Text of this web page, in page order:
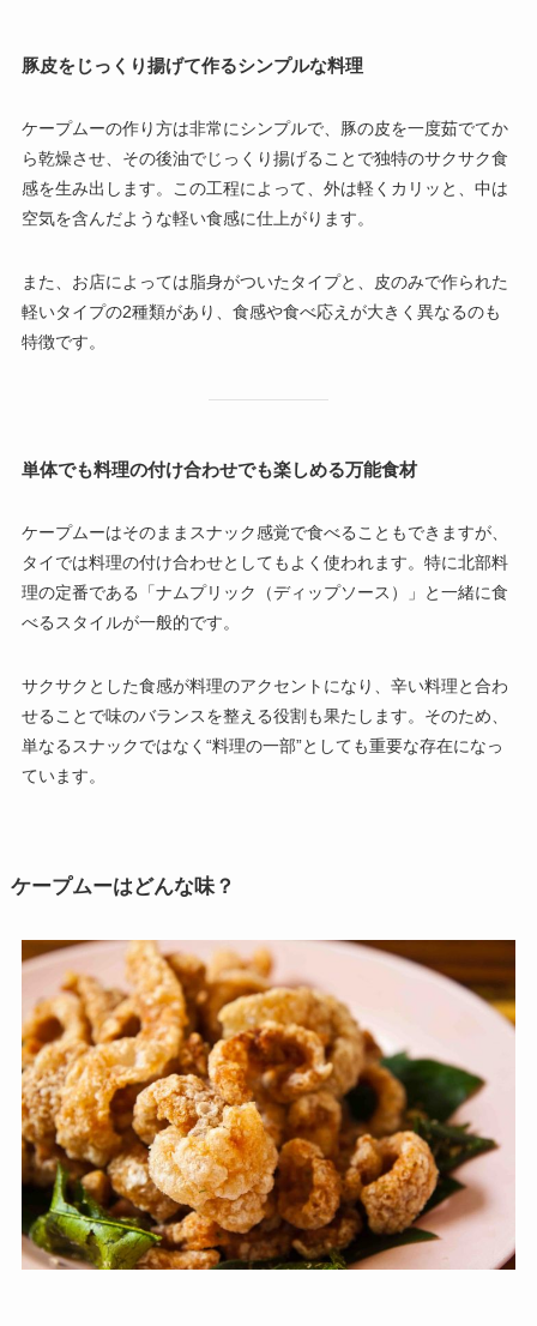
豚皮をじっくり揚げて作るシンプルな料理
ケープムーの作り方は非常にシンプルで、豚の皮を一度茹でてか
ら乾燥させ、その後油でじっくり揚げることで独特のサクサク食
感を生み出します。この工程によって、外は軽くカリッと、中は
空気を含んだような軽い食感に仕上がります。
また、お店によっては脂身がついたタイプと、皮のみで作られた
軽いタイプの2種類があり、食感や食べ応えが大きく異なるのも
特徴です。
単体でも料理の付け合わせでも楽しめる万能食材
ケープムーはそのままスナック感覚で食べることもできますが、
タイでは料理の付け合わせとしてもよく使われます。特に北部料
理の定番である「ナムプリック（ディップソース）」と一緒に食
べるスタイルが一般的です。
サクサクとした食感が料理のアクセントになり、辛い料理と合わ
せることで味のバランスを整える役割も果たします。そのため、
単なるスナックではなく“料理の一部”としても重要な存在になっ
ています。
ケープムーはどんな味？